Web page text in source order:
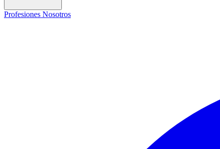
Profesiones Nosotros